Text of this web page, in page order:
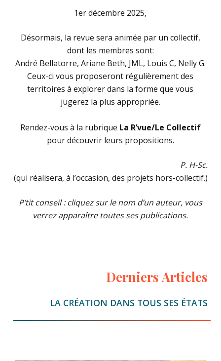
1er décembre 2025,
Désormais, la revue sera animée par un collectif,
dont les membres sont:
André Bellatorre, Ariane Beth, JML, Louis C, Nelly G.
Ceux-ci vous proposeront régulièrement des
territoires à explorer dans la forme que vous
jugerez la plus appropriée.
Rendez-vous à la rubrique La R’vue/Le Collectif
pour découvrir leurs propositions.
P. H-Sc.
(qui réalisera, à l’occasion, des projets hors-collectif.)
P’tit conseil : cliquez sur le nom d’un auteur, vous
verrez apparaître toutes ses publications.
Derniers Articles
LA CRÉATION DANS TOUS SES ÉTATS